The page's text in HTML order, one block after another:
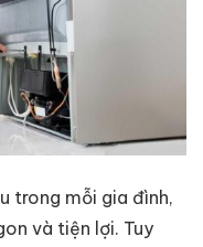
trong mỗi gia đình,
và tiện lợi. Tuy